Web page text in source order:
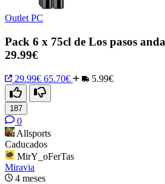
Outlet PC
Pack 6 x 75cl de Los pasos
29.99€
29.99€ 65.70€ 5.99€
187
0
Allsports
Caducados
MirY_oFerTas
Miravia
4 meses